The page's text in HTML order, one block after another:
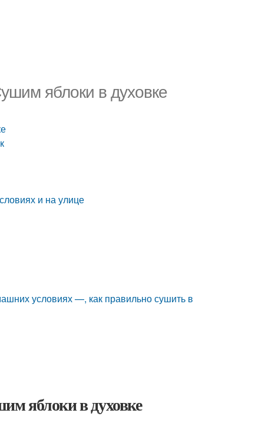
яблоки в духовке
и на улице
условиях —, как правильно сушить в
яблоки в духовке